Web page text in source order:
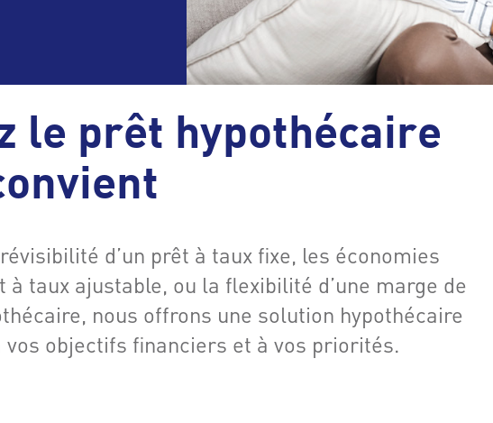
le prêt hypothécaire
d’un prêt à taux fixe, les économies
à taux ajustable, ou la flexibilité d’une marge de
nous offrons une solution hypothécaire
vos objectifs financiers et à vos priorités.